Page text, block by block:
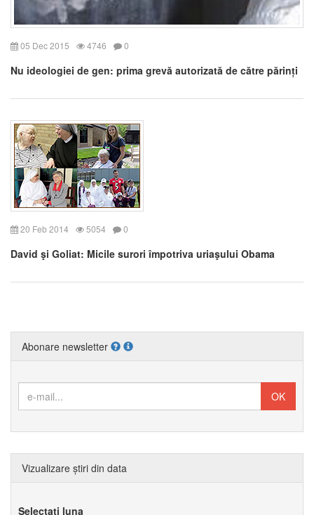
05 Dec 2015 4746 0
Nu ideologiei de gen: prima grevă autorizată de către părinți
20 Feb 2014 5054 0
David şi Goliat: Micile surori împotriva uriaşului Obama
Abonare newsletter
Vizualizare știri din data
Selectați luna